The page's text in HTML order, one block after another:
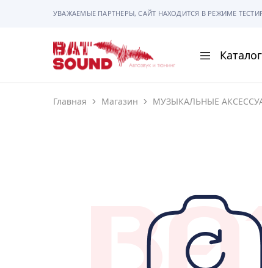
УВАЖАЕМЫЕ ПАРТНЕРЫ, САЙТ НАХОДИТСЯ В РЕЖИМЕ
BAT
Sound
Каталог
ГАДЖЕТЫ
ПОМОЩЬ ПРИ
Главная Магазин МУЗЫКАЛЬНЫЕ